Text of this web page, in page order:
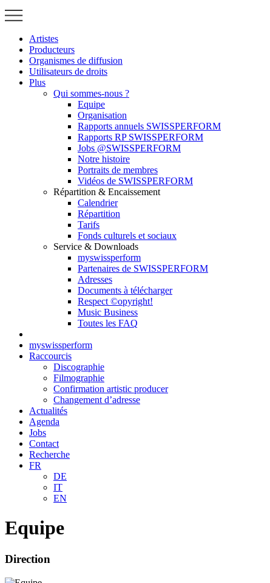
Artistes
Producteurs
Organismes de diffusion
Utilisateurs de droits
Plus
Qui sommes-nous ?
Equipe
Organisation
Rapports annuels SWISSPERFORM
Rapports RP SWISSPERFORM
Jobs @SWISSPERFORM
Notre histoire
Portraits de membres
Vidéos de SWISSPERFORM
Répartition & Encaissement
Calendrier
Répartition
Tarifs
Fonds culturels et sociaux
Service & Downloads
myswissperform
Partenaires de SWISSPERFORM
Adresses
Documents à télécharger
Respect ©opyright!
Music Business
Toutes les FAQ
myswissperform
Raccourcis
Discographie
Filmographie
Confirmation artistic producer
Changement d’adresse
Actualités
Agenda
Jobs
Contact
Recherche
FR
DE
IT
EN
Equipe
Direction